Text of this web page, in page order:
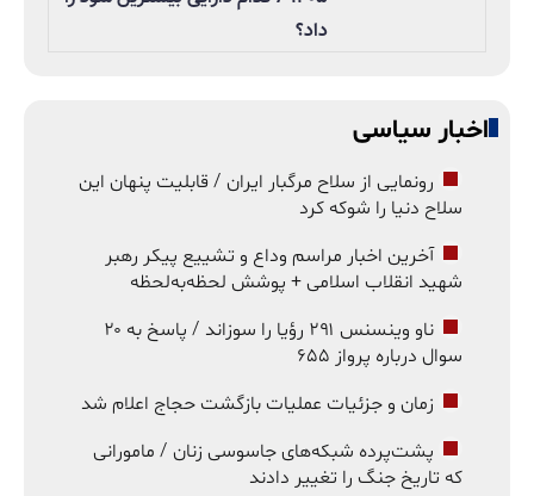
داد؟
اخبار سیاسی
رونمایی از سلاح مرگبار ایران / قابلیت پنهان این
سلاح دنیا را شوکه کرد
آخرین اخبار مراسم وداع و تشییع پیکر رهبر
شهید انقلاب اسلامی + پوشش لحظه‌به‌لحظه
ناو وینسنس ۲۹۱ رؤیا را سوزاند / پاسخ به ۲۰
سوال درباره پرواز ۶۵۵
زمان و جزئیات عملیات بازگشت حجاج اعلام شد
پشت‌پرده شبکه‌های جاسوسی زنان / مامورانی
که تاریخ جنگ را تغییر دادند